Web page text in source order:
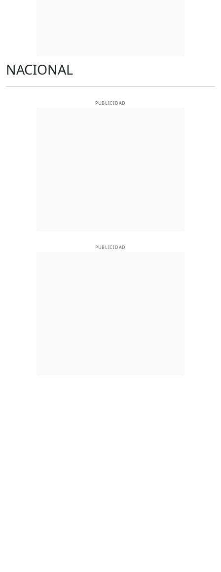
NACIONAL
PUBLICIDAD
PUBLICIDAD